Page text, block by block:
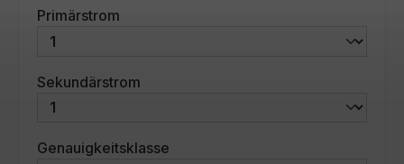
Primärstrom
Sekundärstrom
Genauigkeitsklasse